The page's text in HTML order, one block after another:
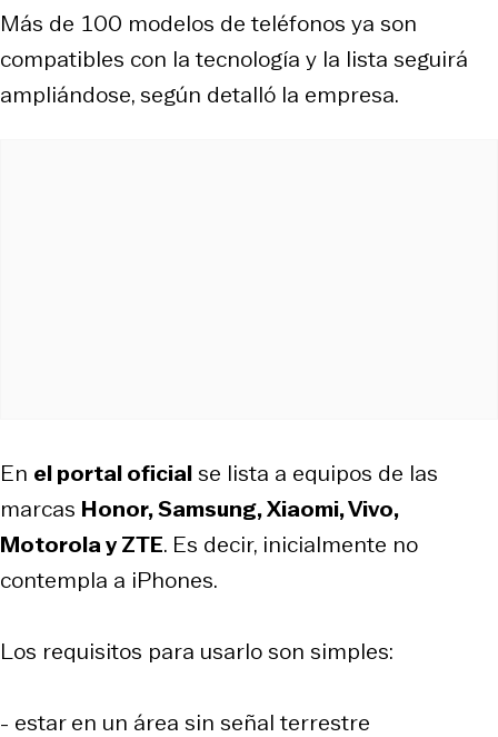
Más de 100 modelos de teléfonos ya son
compatibles con la tecnología y la lista seguirá
ampliándose, según detalló la empresa.
En el portal oficialse lista a equipos de las
marcas Honor, Samsung, Xiaomi, Vivo,
Motorola y ZTE. Es decir, inicialmente no
contempla a iPhones.
Los requisitos para usarlo son simples:
- estar en un área sin señal terrestre